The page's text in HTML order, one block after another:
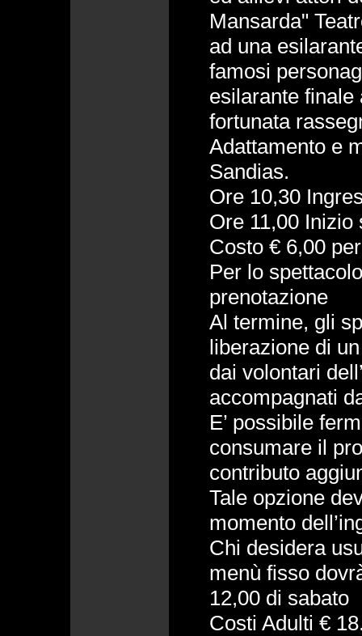
Mansarda"
ad una
famosi
esilarante finale
fortunata
Adattamento e
Sandias.
Ore 10,30
Ore 11,00 Inizio
Costo € 6,00
Per lo
prenotazione
Al termine, gli
liberazione di
dai volontari
accompagnati
E’ possibile
consumare il
contributo
Tale opzione
momento
Chi desidera
menù fisso
12,00 di sabato
Costi Adulti €